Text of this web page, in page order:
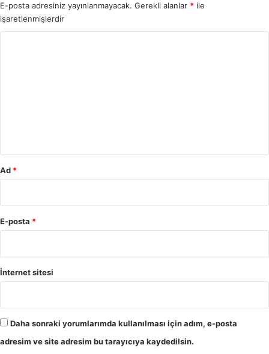
E-posta adresiniz yayınlanmayacak. Gerekli alanlar * ile
işaretlenmişlerdir
Ad *
E-posta *
İnternet sitesi
Daha sonraki yorumlarımda kullanılması için adım, e-posta
adresim ve site adresim bu tarayıcıya kaydedilsin.